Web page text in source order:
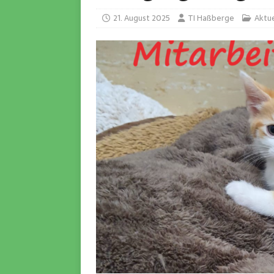
21. August 2025 TI Haßberge